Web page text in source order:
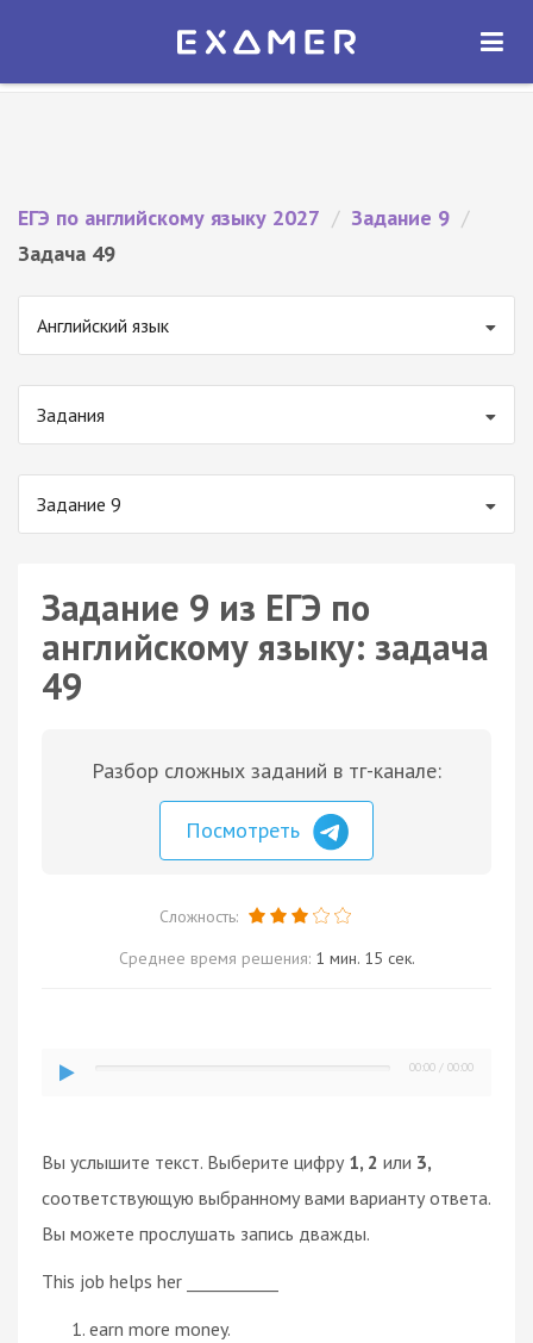
Экзамер — ЕГЭ 2027
ОТКРЫТЬ
ЕГЭ по английскому языку 2027 / Задание 9 /
Задача 49
Английский язык
Задания
Задание 9
Задание 9 из ЕГЭ по
английскому языку: задача
49
Разбор сложных заданий в тг-канале:
Посмотреть
Сложность:
Среднее время решения: 1 мин. 15 сек.
00:00 / 00:00
Вы услышите текст. Выберите цифру 1, 2 или 3,
соответствующую выбранному вами варианту ответа.
Вы можете прослушать запись дважды.
This job helps her ___________
earn more money.